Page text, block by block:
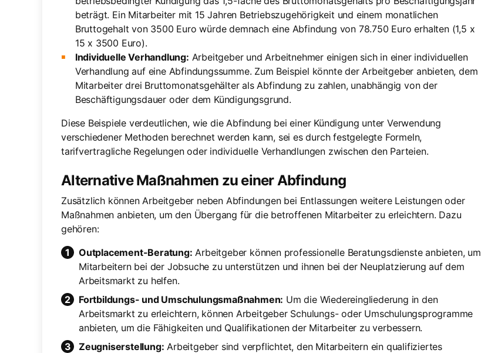
beträgt. Ein Mitarbeiter mit 15 Jahren Betriebszugehörigkeit und einem monatlichen
Bruttogehalt von 3500 Euro würde demnach eine Abfindung von 78.750 Euro erhalten (1,5 x
15 x 3500 Euro).
Individuelle Verhandlung: Arbeitgeber und Arbeitnehmer einigen sich in einer individuellen
Verhandlung auf eine Abfindungssumme. Zum Beispiel könnte der Arbeitgeber anbieten, dem
Mitarbeiter drei Bruttomonatsgehälter als Abfindung zu zahlen, unabhängig von der
Beschäftigungsdauer oder dem Kündigungsgrund.
Diese Beispiele verdeutlichen, wie die Abfindung bei einer Kündigung unter Verwendung
verschiedener Methoden berechnet werden kann, sei es durch festgelegte Formeln,
tarifvertragliche Regelungen oder individuelle Verhandlungen zwischen den Parteien.
Alternative Maßnahmen zu einer Abfindung
Zusätzlich können Arbeitgeber neben Abfindungen bei Entlassungen weitere Leistungen oder
Maßnahmen anbieten, um den Übergang für die betroffenen Mitarbeiter zu erleichtern. Dazu
gehören:
Outplacement-Beratung: Arbeitgeber können professionelle Beratungsdienste anbieten, um
Mitarbeitern bei der Jobsuche zu unterstützen und ihnen bei der Neuplatzierung auf dem
Arbeitsmarkt zu helfen.
Fortbildungs- und Umschulungsmaßnahmen: Um die Wiedereingliederung in den
Arbeitsmarkt zu erleichtern, können Arbeitgeber Schulungs- oder Umschulungsprogramme
anbieten, um die Fähigkeiten und Qualifikationen der Mitarbeiter zu verbessern.
Zeugniserstellung: Arbeitgeber sind verpflichtet, den Mitarbeitern ein qualifiziertes